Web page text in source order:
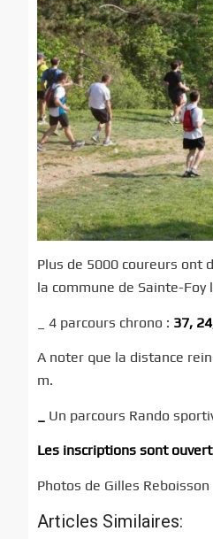
Plus de 5000 coureurs ont
la commune de Sainte-Foy
_ 4 parcours chrono : 37,
A noter que la distance
m.
Un parcours Rando
Les inscriptions sont
Photos de Gilles Reboisson
Articles Similaires: